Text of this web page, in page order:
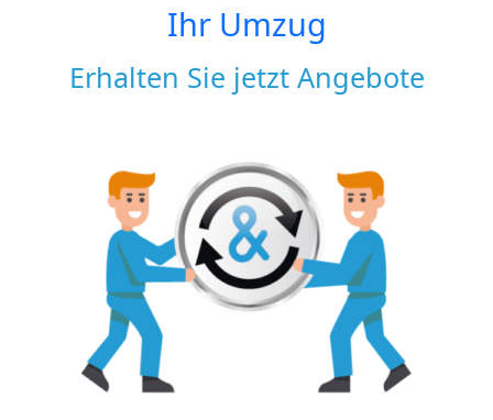
Ihr Umzug
Erhalten Sie jetzt Angebote